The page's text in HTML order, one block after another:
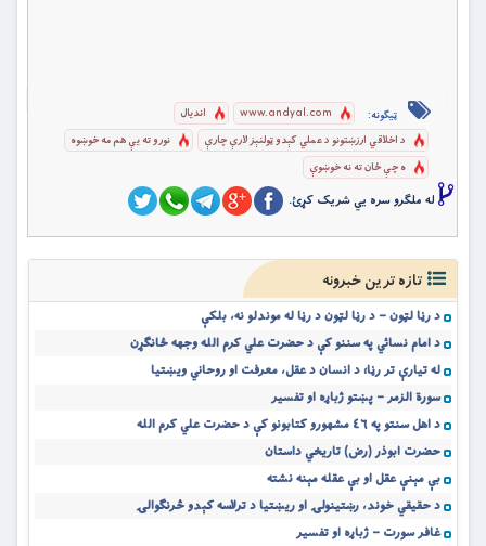
ټیګونه: www.andyal.com
اندیال
د اخلاقي ارزښتونو د عملي کېدو ټولنېز لارې چارې
نورو ته يې هم مه خوښوه
ه چې ځان ته نه خوښوې
له ملگرو سره یي شریک کړئ.
تازه ترین خبرونه
د رڼا لټون – د رڼا لټون د رڼا له موندلو نه، بلکې
د امام نسائي په سننو کې د حضرت علي کرم الله وجهه ځانګړن
له تیارې تر رڼا؛ د انسان د عقل، معرفت او روحاني ویښتیا
سورة الزمر – پښتو ژباړه او تفسیر
د اهل سنتو په ٤٦ مشهورو کتابونو کې د حضرت علي کرم الله
حضرت ابوذر (رض) تاریخي داستان
بې مېنې عقل او بې عقله مېنه نشته
د حقیقي خوند، رښتینولۍ او ریښتیا د ترلاسه کېدو څرنګوالۍ
غافر سورت – ژباړه او تفسیر